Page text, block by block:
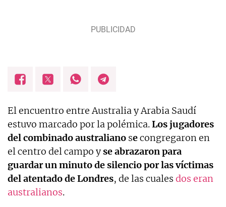
El encuentro entre Australia y Arabia Saudí
estuvo marcado por la polémica.Los jugadores
del combinado australiano secongregaron en
el centro del campo yse abrazaron para
guardar un minuto de silencio por las víctimas
del atentado de Londres, de las cuales dos eran
australianos.